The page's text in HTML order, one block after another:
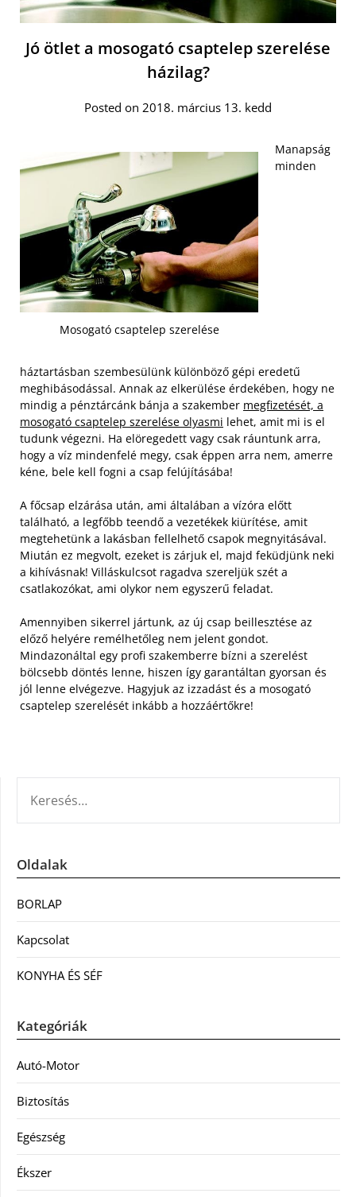
Jó ötlet a mosogató csaptelep szerelése
házilag?
Posted on 2018. március 13. kedd
Mosogató csaptelep szerelése
Manapság
minden
háztartásban szembesülünk különböző gépi eredetű
meghibásodással. Annak az elkerülése érdekében, hogy ne
mindig a pénztárcánk bánja a szakember megfizetését, a
mosogató csaptelep szerelése olyasmi lehet, amit mi is el
tudunk végezni. Ha elöregedett vagy csak ráuntunk arra,
hogy a víz mindenfelé megy, csak éppen arra nem, amerre
kéne, bele kell fogni a csap felújításába!
A főcsap elzárása után, ami általában a vízóra előtt
található, a legfőbb teendő a vezetékek kiürítése, amit
megtehetünk a lakásban fellelhető csapok megnyitásával.
Miután ez megvolt, ezeket is zárjuk el, majd feküdjünk neki
a kihívásnak! Villáskulcsot ragadva szereljük szét a
csatlakozókat, ami olykor nem egyszerű feladat.
Amennyiben sikerrel jártunk, az új csap beillesztése az
előző helyére remélhetőleg nem jelent gondot.
Mindazonáltal egy profi szakemberre bízni a szerelést
bölcsebb döntés lenne, hiszen így garantáltan gyorsan és
jól lenne elvégezve. Hagyjuk az izzadást és a mosogató
csaptelep szerelését inkább a hozzáértőkre!
Oldalak
BORLAP
Kapcsolat
KONYHA ÉS SÉF
Kategóriák
Autó-Motor
Biztosítás
Egészség
Ékszer